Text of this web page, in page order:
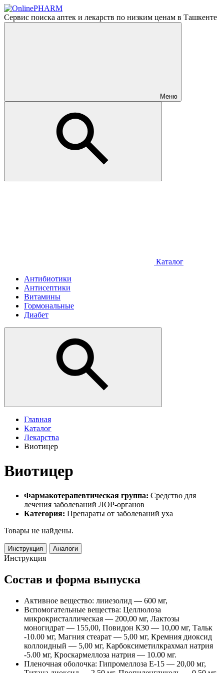
Сервис поиска аптек и лекарств по низким ценам в Ташкенте
Меню
Каталог
Антибиотики
Антисептики
Витамины
Гормональные
Диабет
Главная
Каталог
Лекарства
Виотицер
Виотицер
Фармакотерапевтическая группа: Средство для
лечения заболеваний ЛОР-органов
Категория: Препараты от заболеваний уха
Товары не найдены.
Инструкция Аналоги
Инструкция
Состав и форма выпуска
Активное вещество: лииезолид — 600 мг,
Вспомогательные вещества: Целлюлоза
микрокристаллическая — 200,00 мг, Лактозы
моногидрат — 155,00, Повидон К30 — 10,00 мг, Тальк
-10.00 мг, Магния стеарат — 5,00 мг, Кремния диоксид
коллоидный — 5,00 мг, Карбоксиметилкрахмал натрия
-5.00 мг, Кроскармеллоза натрия — 10.00 мг.
Пленочная оболочка: Гипромеллоза Е-15 — 20,00 мг,